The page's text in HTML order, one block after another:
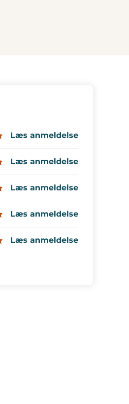
Læs anmeldelse
Læs anmeldelse
Læs anmeldelse
Læs anmeldelse
Læs anmeldelse